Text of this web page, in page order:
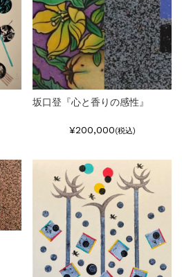
坂口登『心と香りの感性』
¥200,000(税込)